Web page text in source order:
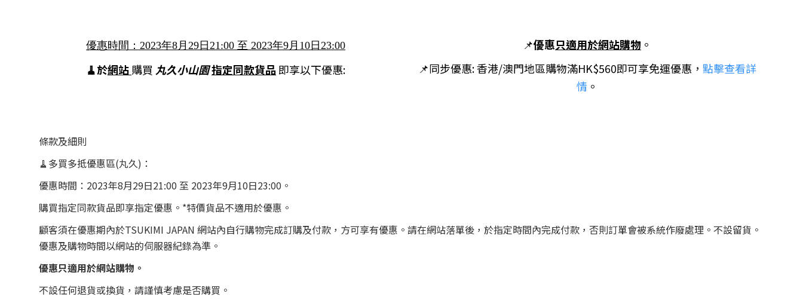
優惠時間：2023年8月29日21:00 至 2023年9月10日23:00
🧹於網站購買 丸久小山園指定同款貨品即享以下優惠:
📌優惠只適用於網站購物 。
📌同步優惠: 香港/澳門地區購物滿HK$560即可享免運優惠， 點擊查看詳
情 。
條款及細則
🧹多買多抵優惠區(丸久)：
優惠時間：2023年8月29日21:00 至 2023年9月10日23:00。
購買指定同款貨品即享指定優惠。*特價貨品不適用於優惠。
顧客須在優惠期內於TSUKIMI JAPAN 網站內自行購物完成訂購及付款，方可享有優惠。請在網站落單後，於指定時間內完成付款，否則訂單會被系統作廢處理。不設留貨。
優惠及購物時間以網站的伺服器紀錄為準。
優惠只適用於網站購物。
不設任何退貨或換貨，請謹慎考慮是否購買。